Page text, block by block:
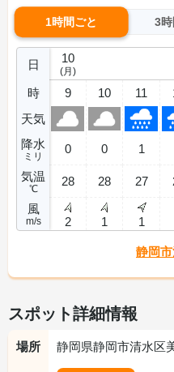
1時間ごと 3時
日
時
天気
降水
ミリ
気温
℃
風
m/s
10
(月)
9
0
28
2
10
0
28
1
11
1
27
1
静岡
スポット詳細情報
場所 静岡県静岡市清水区